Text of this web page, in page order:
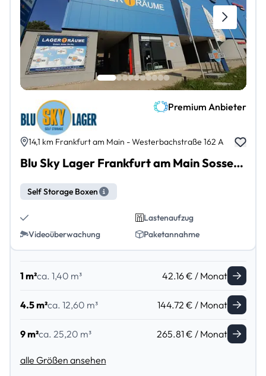
Premium Anbieter
14,1 km Frankfurt am Main - Westerbachstraße 162 A
Blu Sky Lager Frankfurt am Main Sossenheim
Self Storage Boxen
Lastenaufzug
Videoüberwachung
Paketannahme
1 m²ca. 1,40 m³ 42.16 € / Monat
4.5 m²ca. 12,60 m³ 144.72 € / Monat
9 m²ca. 25,20 m³ 265.81 € / Monat
alle Größen ansehen